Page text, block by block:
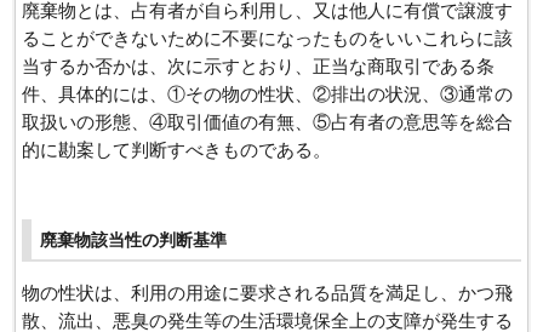
廃棄物とは、占有者が自ら利用し、又は他人に有償で譲渡す
ることができないために不要になったものをいいこれらに該
当するか否かは、次に示すとおり、正当な商取引である条
件、具体的には、①その物の性状、②排出の状況、③通常の
取扱いの形態、④取引価値の有無、⑤占有者の意思等を総合
的に勘案して判断すべきものである。
廃棄物該当性の判断基準
物の性状は、利用の用途に要求される品質を満足し、かつ飛
散、流出、悪臭の発生等の生活環境保全上の支障が発生する